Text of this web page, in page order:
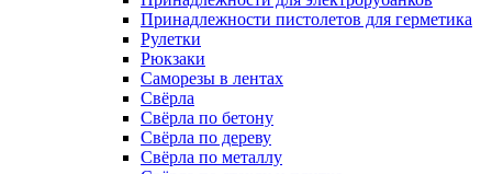
Принадлежности пистолетов для герметика
Рулетки
Рюкзаки
Саморезы в лентах
Свёрла
Свёрла по бетону
Свёрла по дереву
Свёрла по металлу